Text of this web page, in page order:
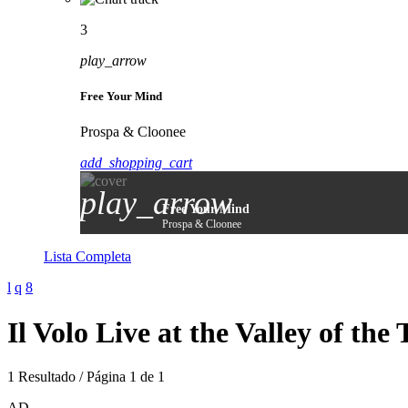
3
play_arrow
Free Your Mind
Prospa & Cloonee
add_shopping_cart
play_arrow
Free Your Mind
Prospa & Cloonee
Lista Completa
Il Volo Live at the Valley of the
1 Resultado / Página 1 de 1